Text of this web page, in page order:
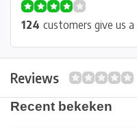
124 customers give us a
Reviews
Recent bekeken